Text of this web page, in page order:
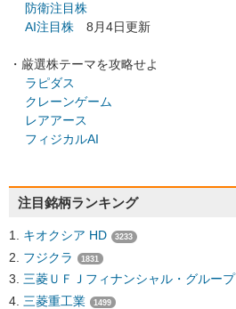
防衛注目株
AI注目株 8月4日更新
・厳選株テーマを攻略せよ
ラピダス
クレーンゲーム
レアアース
フィジカルAI
注目銘柄ランキング
キオクシア HD 3233
フジクラ 1831
三菱ＵＦＪフィナンシャル・グループ
三菱重工業 1499